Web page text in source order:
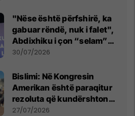
"Nëse është përfshirë, ka
gabuar rëndë, nuk i falet",
Abdixhiku i çon “selam”
Përparim Ramës
30/07/2026
Bislimi: Në Kongresin
Amerikan është paraqitur
rezoluta që kundërshton
mbajtjen e Asamblesë
27/07/2026